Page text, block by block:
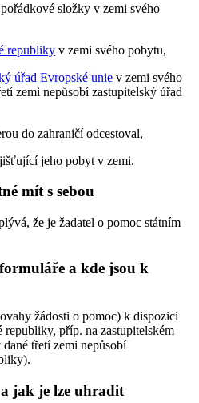
složky v zemi svého
republiky v zemi svého pobytu,
úřad Evropské unie v zemi svého
zemi nepůsobí zastupitelský úřad
do zahraničí odcestoval,
jeho pobyt v zemi.
mít s sebou
že je žadatel o pomoc státním
a kde jsou k
žádosti o pomoc) k dispozici
republiky, příp. na zastupitelském
třetí zemi nepůsobí
jak je lze uhradit